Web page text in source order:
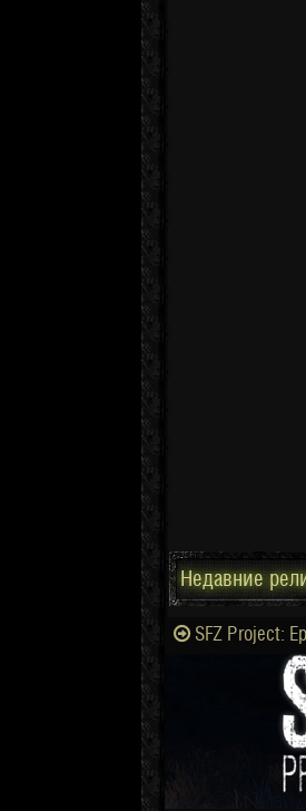
Недавние
SFZ Project: